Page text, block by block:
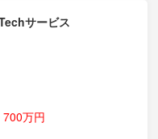
サービス
万円